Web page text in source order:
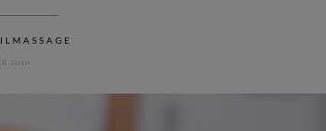
2020